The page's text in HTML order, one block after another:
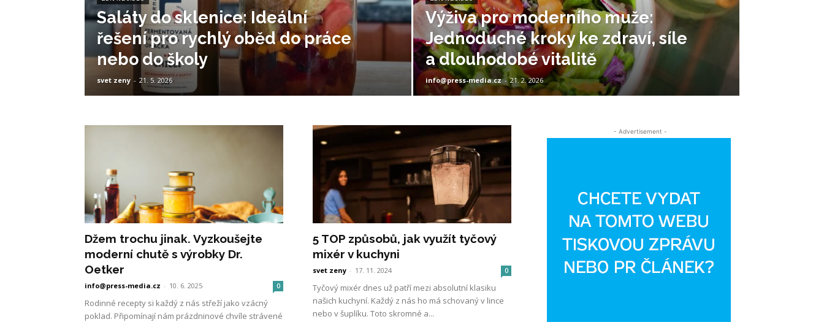
Saláty do sklenice: Ideální
řešení pro rychlý oběd do práce
nebo do školy
svet zeny - 21. 5. 2026
Výživa pro moderního muže:
Jednoduché kroky ke zdraví, síle
a dlouhodobé vitalitě
info@press-media.cz - 21. 2. 2026
Džem trochu jinak. Vyzkoušejte
moderní chutě s výrobky Dr.
Oetker
info@press-media.cz - 10. 6. 2025 0
Rodinné recepty si každý z nás střeží jako vzácný
poklad. Připomínají nám prázdninové chvíle strávené
5 TOP způsobů, jak využít tyčový
mixér v kuchyni
svet zeny - 17. 11. 2024 0
Tyčový mixér dnes už patří mezi absolutní klasiku
našich kuchyní. Každý z nás ho má schovaný v lince
nebo v šuplíku. Toto skromné a...
- Advertisement -